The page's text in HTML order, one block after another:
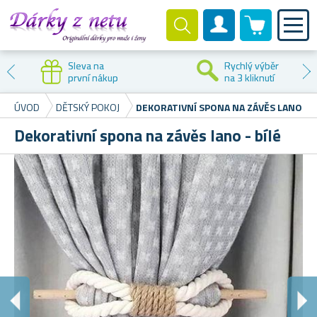
Zákaznický účet
0 produktů
Sleva na
první nákup
Rychlý výběr
na 3 kliknutí
ÚVOD
DĚTSKÝ POKOJ DEKORATIVNÍ SPONA NA ZÁVĚS LANO -
Dekorativní spona na závěs lano - bílé